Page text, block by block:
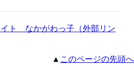
ト なかがわっ子（外部リン
▲ このページの先頭へ